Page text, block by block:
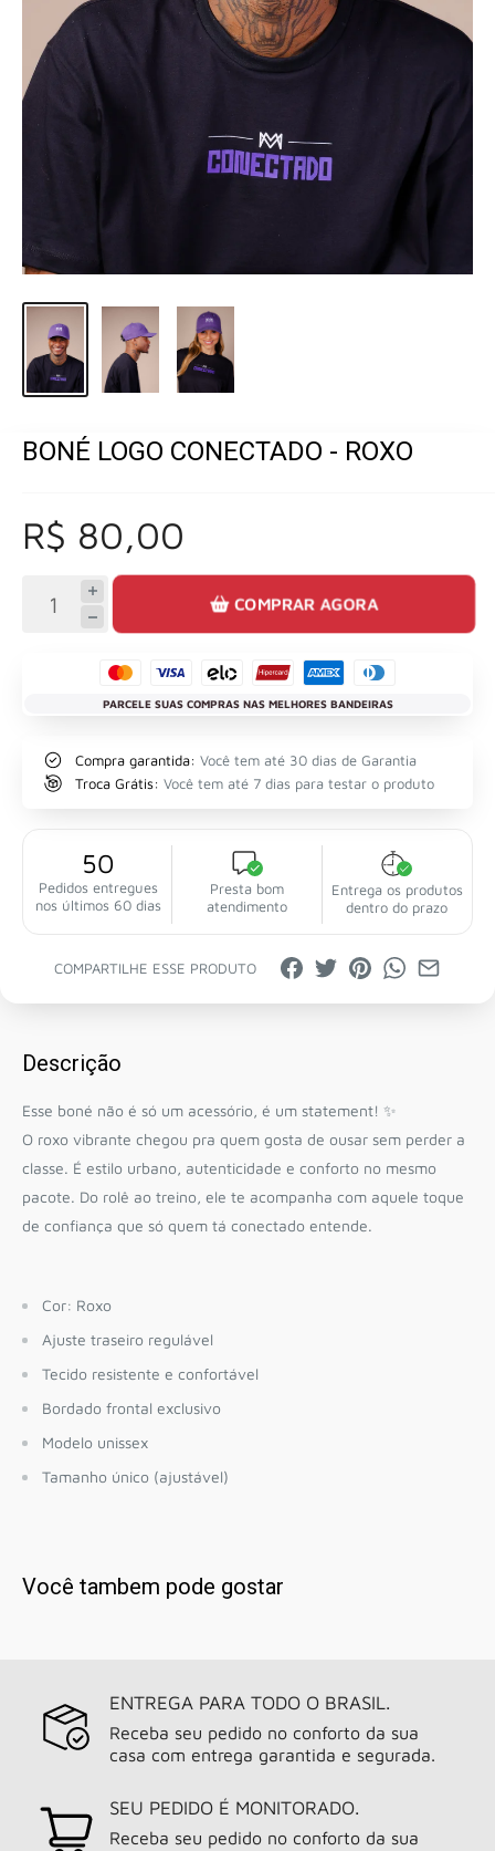
BONÉ LOGO CONECTADO - ROXO
R$ 80,00
COMPRAR AGORA
PARCELE SUAS COMPRAS NAS MELHORES BANDEIRAS
Compra garantida: Você tem até 30 dias de Garantia
Troca Grátis: Você tem até 7 dias para testar o produto
50
Pedidos entregues
nos últimos 60 dias
Presta bom
atendimento
Entrega os produtos
dentro do prazo
COMPARTILHE ESSE PRODUTO
Descrição
Esse boné não é só um acessório, é um statement! ✨
O roxo vibrante chegou pra quem gosta de ousar sem perder a
classe. É estilo urbano, autenticidade e conforto no mesmo
pacote. Do rolê ao treino, ele te acompanha com aquele toque
de confiança que só quem tá conectado entende.
Cor: Roxo
Ajuste traseiro regulável
Tecido resistente e confortável
Bordado frontal exclusivo
Modelo unissex
Tamanho único (ajustável)
Você tambem pode gostar
ENTREGA PARA TODO O BRASIL.
Receba seu pedido no conforto da sua
casa com entrega garantida e segurada.
SEU PEDIDO É MONITORADO.
Receba seu pedido no conforto da sua